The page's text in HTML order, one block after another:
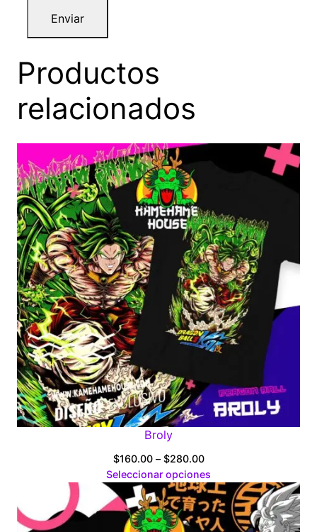
Productos
relacionados
Broly
$160.00 – $280.00Price
range:
$160.00
through
$280.00
Seleccionar opciones